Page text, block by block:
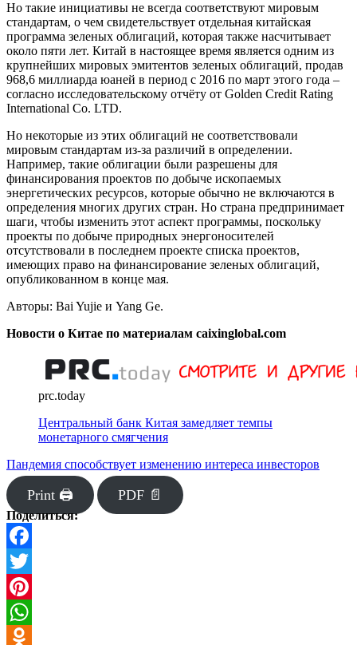
Но такие инициативы не всегда соответствуют мировым
стандартам, о чем свидетельствует отдельная китайская
программа зеленых облигаций, которая также насчитывает
около пяти лет. Китай в настоящее время является одним из
крупнейших мировых эмитентов зеленых облигаций, продав
968,6 миллиарда юаней в период с 2016 по март этого года –
согласно исследовательскому отчёту от Golden Credit Rating
International Co. LTD.
Но некоторые из этих облигаций не соответствовали
мировым стандартам из-за различий в определении.
Например, такие облигации были разрешены для
финансирования проектов по добыче ископаемых
энергетических ресурсов, которые обычно не включаются в
определения многих других стран. Но страна предпринимает
шаги, чтобы изменить этот аспект программы, поскольку
проекты по добыче природных энергоносителей
отсутствовали в последнем проекте списка проектов,
имеющих право на финансирование зеленых облигаций,
опубликованном в конце мая.
Авторы: Bai Yujie и Yang Ge.
Новости о Китае по материалам caixinglobal.com
prc.today
Центральный банк Китая замедляет темпы
монетарного смягчения
Пандемия способствует изменению интереса инвесторов
Print 🖨 PDF 📄
Поделиться:
Facebook
Twitter
Pinterest
WhatsApp